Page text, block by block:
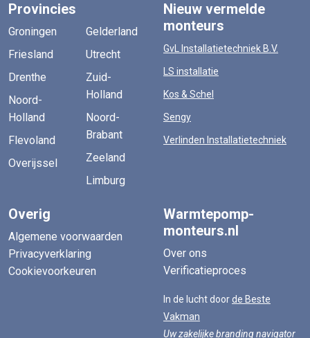
Provincies
Groningen
Friesland
Drenthe
Noord-
Holland
Flevoland
Overijssel
Gelderland
Utrecht
Zuid-
Holland
Noord-
Brabant
Zeeland
Limburg
Nieuw vermelde
monteurs
GvL Installatietechniek B.V.
LS installatie
Kos & Schel
Sengy
Verlinden Installatietechniek
Overig
Algemene voorwaarden
Privacyverklaring
Cookievoorkeuren
Warmtepomp-
monteurs.nl
Over ons
Verificatieproces
In de lucht doorde Beste
Vakman
Uw zakelijke branding navigator